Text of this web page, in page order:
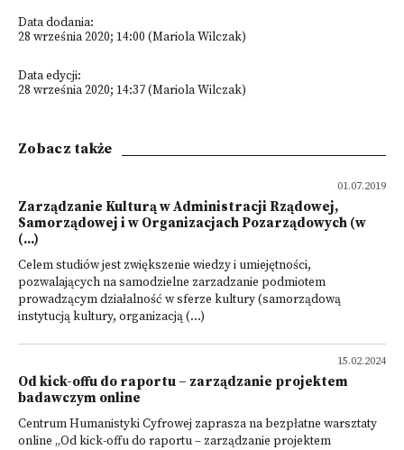
Data dodania:
28 września 2020; 14:00 (Mariola Wilczak)
Data edycji:
28 września 2020; 14:37 (Mariola Wilczak)
Zobacz także
01.07.2019
Zarządzanie Kulturą w Administracji Rządowej,
Samorządowej i w Organizacjach Pozarządowych (w
(...)
Celem studiów jest zwiększenie wiedzy i umiejętności,
pozwalających na samodzielne zarzadzanie podmiotem
prowadzącym działalność w sferze kultury (samorządową
instytucją kultury, organizacją (...)
15.02.2024
Od kick-offu do raportu – zarządzanie projektem
badawczym online
Centrum Humanistyki Cyfrowej zaprasza na bezpłatne warsztaty
online „Od kick-offu do raportu – zarządzanie projektem